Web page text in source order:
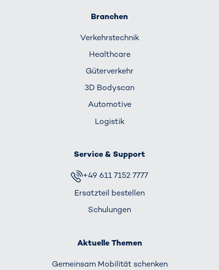
Branchen
Verkehrs­technik
Healthcare
Güterverkehr
3D Bodyscan
Automotive
Logistik
Service & Support
+49 611 7152 7777
Ersatzteil bestellen
Schulungen
Aktuelle Themen
Gemeinsam Mobilität schenken